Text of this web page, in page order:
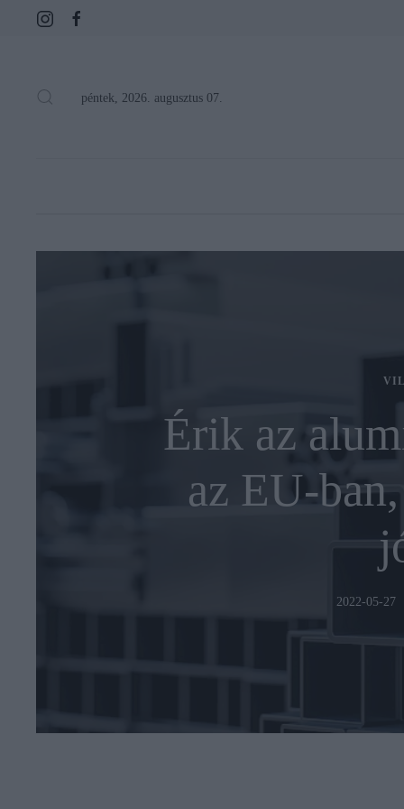
péntek, 2026. augusztus 07.
Érik az
az EU-
2022-05-27